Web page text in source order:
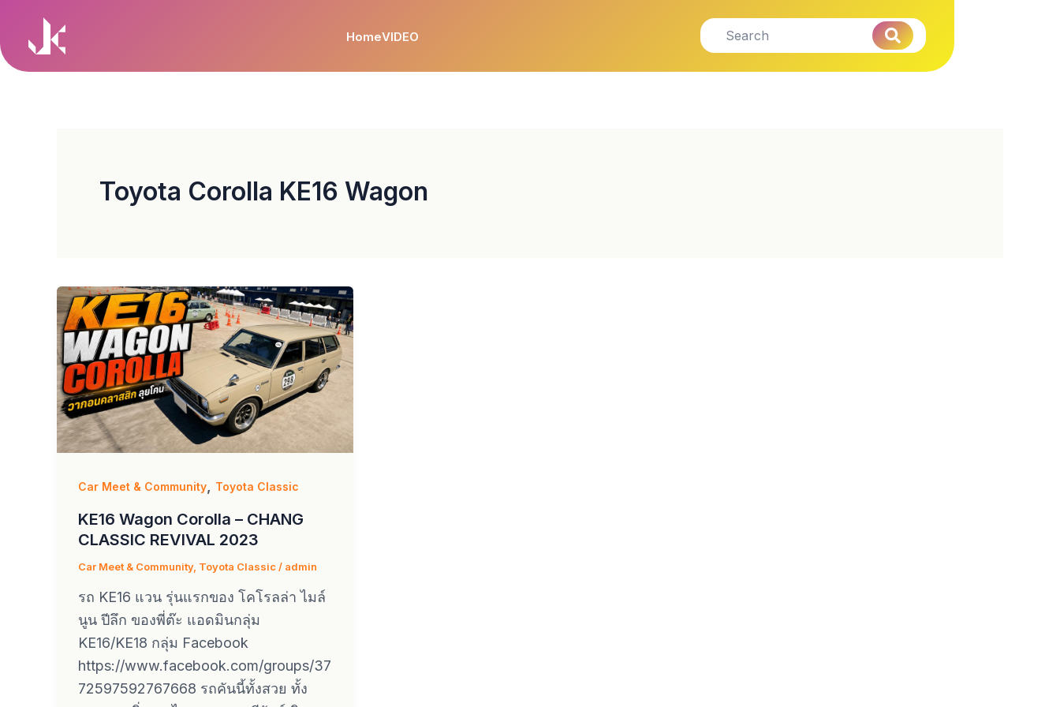
content
HomeVIDEO
Toyota Corolla KE16 Wagon
Car Meet & Community Toyota Classic
KE16 Wagon Corolla – CHANG
CLASSIC REVIVAL 2023
Car Meet & Community, Toyota Classic / admin
รถ KE16 แวน รุ่นแรกของ โคโรลล่า ไมล์
นูน ปีลึก ของพี่ต๊ะ แอดมินกลุ่ม
KE16/KE18 กลุ่ม Facebook
https://www.facebook.com/groups/37
72597592767668 รถคันนี้ทั้งสวย ทั้ง